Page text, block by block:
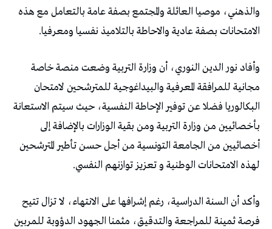
والذهني، موصيا العائلة والمجتمع بصفة عامة بالتعامل مع هذه
الامتحانات بصفة عادية والاحاطة بالتلاميذ نفسيا ومعرفيا.
وأفاد نور الدين النوري، أن وزارة التربية وضعت منصة خاصة
مجانية للمرافقة المعرفية والبيداغوجية للمترشحين لامتحان
البكالوريا فضلا عن توفير الإحاطة النفسية، حيث سيتم الاستعانة
بأخصائيين من وزارة التربية ومن بقية الوزارات بالإضافة إلى
أخصائيين من الجامعة التونسية من أجل حسن تأطير المترشحين
لهذه الامتحانات الوطنية و تعزيز توازنهم النفسي.
وأكد أن السنة الدراسية، رغم إشرافها على الانتهاء، لا تزال تتيح
فرصة ثمينة للمراجعة والتدقيق، مثمنا الجهود الدؤوبة للمربين